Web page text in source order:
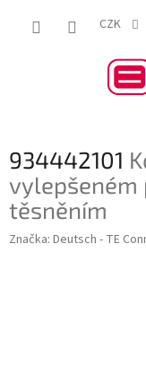
CZK
934442101
vylepšeném
těsněním
Značka: Deutsch - TE